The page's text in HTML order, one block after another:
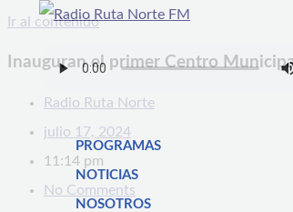
Ir al contenido
PROGRAMAS
NOTICIAS
NOSOTROS
Inauguran el primer Centro
Radio Ruta Norte
julio 17, 2024
11:14 pm
No Comments